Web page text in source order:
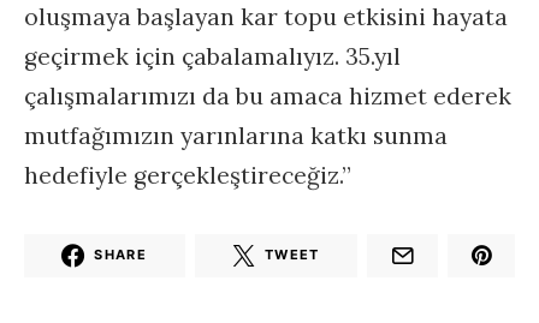
oluşmaya başlayan kar topu etkisini hayata
geçirmek için çabalamalıyız. 35.yıl
çalışmalarımızı da bu amaca hizmet ederek
mutfağımızın yarınlarına katkı sunma
hedefiyle gerçekleştireceğiz.”
SHARE TWEET